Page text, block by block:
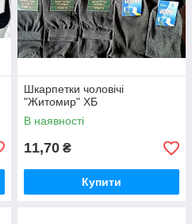
Шкарпетки чоловічі
"Житомир" ХБ
В наявності
11,70 ₴
Купити